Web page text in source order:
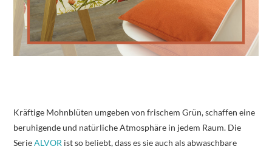
Kräftige Mohnblüten umgeben von frischem Grün, schaffen eine
beruhigende und natürliche Atmosphäre in jedem Raum. Die
SerieALVOR ist so beliebt, dass es sie auch als abwaschbare